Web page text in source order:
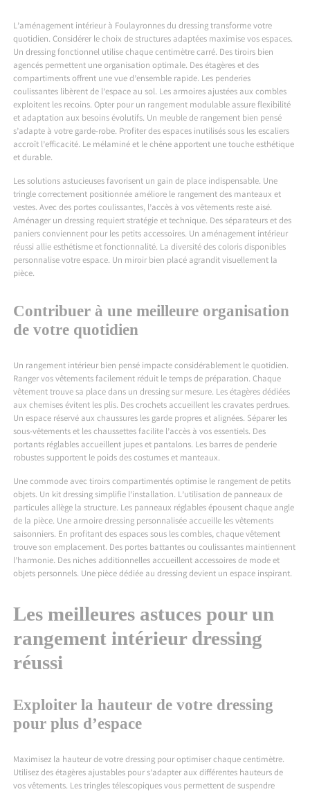
L’aménagement intérieur à Foulayronnesdu dressing transforme votre
quotidien. Considérer le choix de structures adaptées maximise vos espaces.
Un dressing fonctionnel utilise chaque centimètre carré. Des tiroirs bien
agencés permettent une organisation optimale. Des étagères et des
compartiments offrent une vue d’ensemble rapide. Les penderies
coulissantes libèrent de l’espace au sol. Les armoires ajustées aux combles
exploitent les recoins. Opter pour un rangement modulable assure flexibilité
et adaptation aux besoins évolutifs. Un meuble de rangement bien pensé
s’adapte à votre garde-robe. Profiter des espaces inutilisés sous les escaliers
accroît l’efficacité. Le mélaminé et le chêne apportent une touche esthétique
et durable.
Les solutions astucieuses favorisent un gain de place indispensable. Une
tringle correctement positionnée améliore le rangement des manteaux et
vestes. Avec des portes coulissantes, l’accès à vos vêtements reste aisé.
Aménager un dressing requiert stratégie et technique. Des séparateurs et des
paniers conviennent pour les petits accessoires. Un aménagement intérieur
réussi allie esthétisme et fonctionnalité. La diversité des coloris disponibles
personnalise votre espace. Un miroir bien placé agrandit visuellement la
pièce.
Contribuer à une meilleure organisation
de votre quotidien
Un rangement intérieur bien pensé impacte considérablement le quotidien.
Ranger vos vêtements facilement réduit le temps de préparation. Chaque
vêtement trouve sa place dans un dressing sur mesure. Les étagères dédiées
aux chemises évitent les plis. Des crochets accueillent les cravates perdrues.
Un espace réservé aux chaussures les garde propres et alignées. Séparer les
sous-vêtements et les chaussettes facilite l’accès à vos essentiels. Des
portants réglables accueillent jupes et pantalons. Les barres de penderie
robustes supportent le poids des costumes et manteaux.
Une commode avec tiroirs compartimentés optimise le rangement de petits
objets. Un kit dressing simplifie l’installation. L’utilisation de panneaux de
particules allège la structure. Les panneaux réglables épousent chaque angle
de la pièce. Une armoire dressing personnalisée accueille les vêtements
saisonniers. En profitant des espaces sous les combles, chaque vêtement
trouve son emplacement. Des portes battantes ou coulissantes maintiennent
l’harmonie. Des niches additionnelles accueillent accessoires de mode et
objets personnels. Une pièce dédiée au dressing devient un espace inspirant.
Les meilleures astuces pour un
rangement intérieur dressing
réussi
Exploiter la hauteur de votre dressing
pour plus d’espace
Maximisez la hauteur de votre dressing pour optimiser chaque centimètre.
Utilisez des étagères ajustables pour s’adapter aux différentes hauteurs de
vos vêtements. Les tringles télescopiques vous permettent de suspendre